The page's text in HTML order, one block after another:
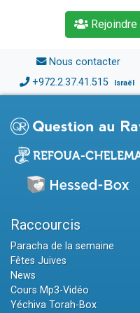
Nous contacter
+972.2.37.41.515 Israël
Raccourcis
Paracha de la semaine
Fêtes Juives
News
Cours Mp3-Vidéo
Yéchiva Torah-Box